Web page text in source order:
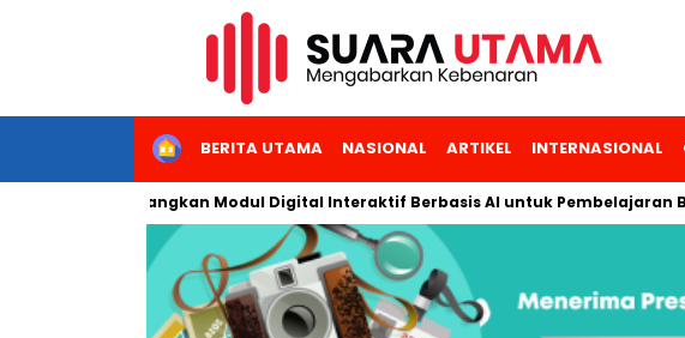
HOMEBERITA UTAMA NASIONAL ARTIKEL INTERNASIONAL
Kembangkan Modul Digital Interaktif Berbasis AI untuk Pembelajaran